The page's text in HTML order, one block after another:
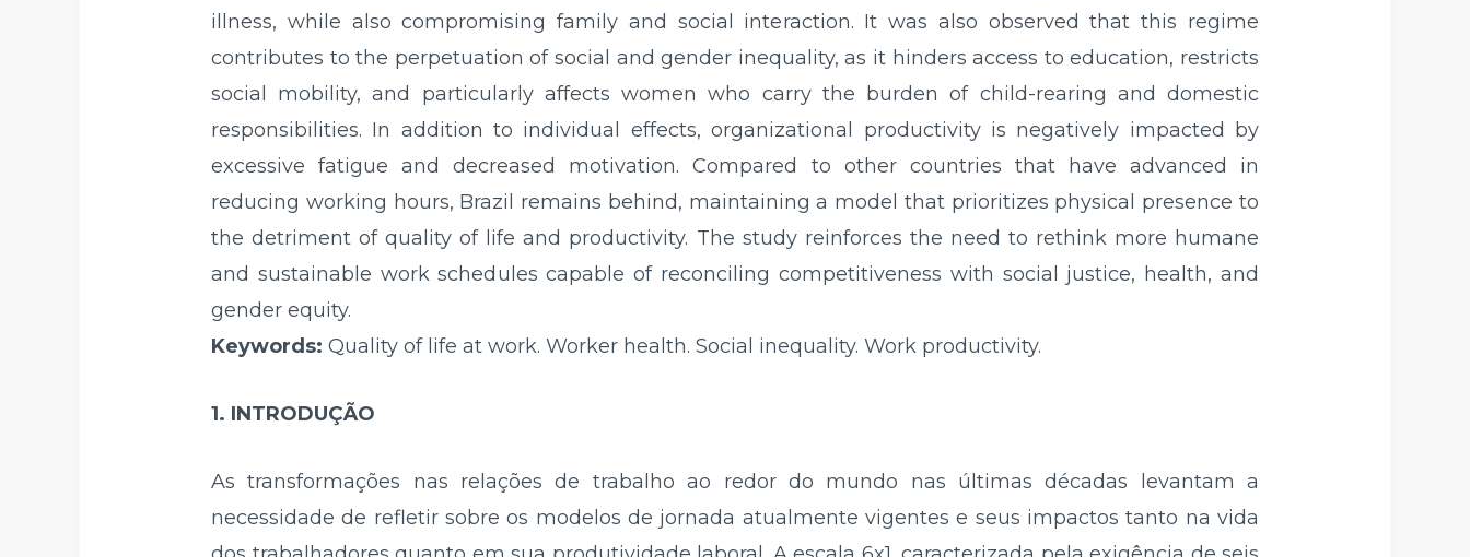
illness, while also compromising family and social interaction. It was also observed that this regime
contributes to the perpetuation of social and gender inequality, as it hinders access to education, restricts
social mobility, and particularly affects women who carry the burden of child-rearing and domestic
responsibilities. In addition to individual effects, organizational productivity is negatively impacted by
excessive fatigue and decreased motivation. Compared to other countries that have advanced in
reducing working hours, Brazil remains behind, maintaining a model that prioritizes physical presence to
the detriment of quality of life and productivity. The study reinforces the need to rethink more humane
and sustainable work schedules capable of reconciling competitiveness with social justice, health, and
gender equity.
Keywords: Quality of life at work. Worker health. Social inequality. Work productivity.
1. INTRODUÇÃO
As transformações nas relações de trabalho ao redor do mundo nas últimas décadas levantam a
necessidade de refletir sobre os modelos de jornada atualmente vigentes e seus impactos tanto na vida